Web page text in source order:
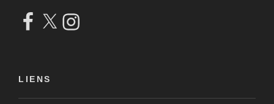
Facebook
X Instagram
LIENS